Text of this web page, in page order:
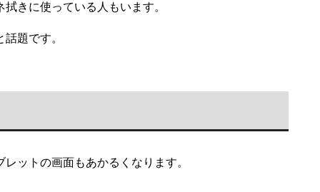
きに使っている人もいます。
題です。
ットの画面もあかるくなります。